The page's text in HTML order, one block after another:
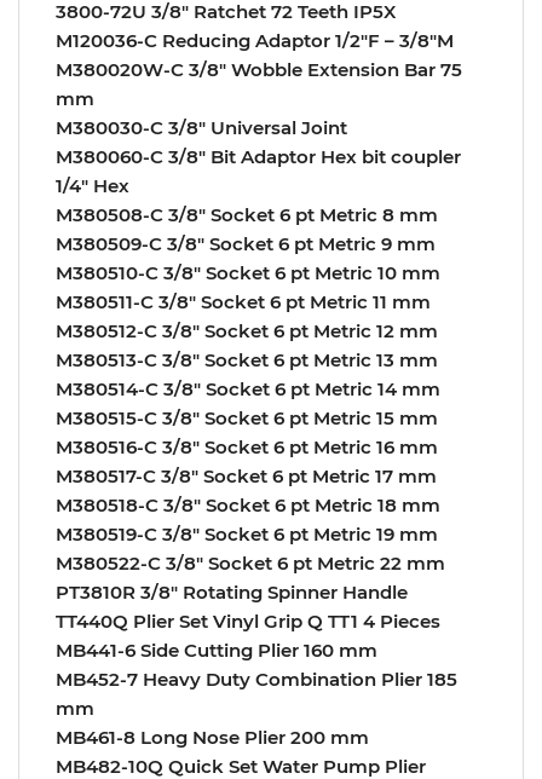
3800-72U 3/8″ Ratchet 72 Teeth IP5X
M120036-C Reducing Adaptor 1/2″F – 3/8″M
M380020W-C 3/8″ Wobble Extension Bar 75
mm
M380030-C 3/8″ Universal Joint
M380060-C 3/8″ Bit Adaptor Hex bit coupler
1/4″ Hex
M380508-C 3/8″ Socket 6 pt Metric 8 mm
M380509-C 3/8″ Socket 6 pt Metric 9 mm
M380510-C 3/8″ Socket 6 pt Metric 10 mm
M380511-C 3/8″ Socket 6 pt Metric 11 mm
M380512-C 3/8″ Socket 6 pt Metric 12 mm
M380513-C 3/8″ Socket 6 pt Metric 13 mm
M380514-C 3/8″ Socket 6 pt Metric 14 mm
M380515-C 3/8″ Socket 6 pt Metric 15 mm
M380516-C 3/8″ Socket 6 pt Metric 16 mm
M380517-C 3/8″ Socket 6 pt Metric 17 mm
M380518-C 3/8″ Socket 6 pt Metric 18 mm
M380519-C 3/8″ Socket 6 pt Metric 19 mm
M380522-C 3/8″ Socket 6 pt Metric 22 mm
PT3810R 3/8″ Rotating Spinner Handle
TT440Q Plier Set Vinyl Grip Q TT1 4 Pieces
MB441-6 Side Cutting Plier 160 mm
MB452-7 Heavy Duty Combination Plier 185
mm
MB461-8 Long Nose Plier 200 mm
MB482-10Q Quick Set Water Pump Plier